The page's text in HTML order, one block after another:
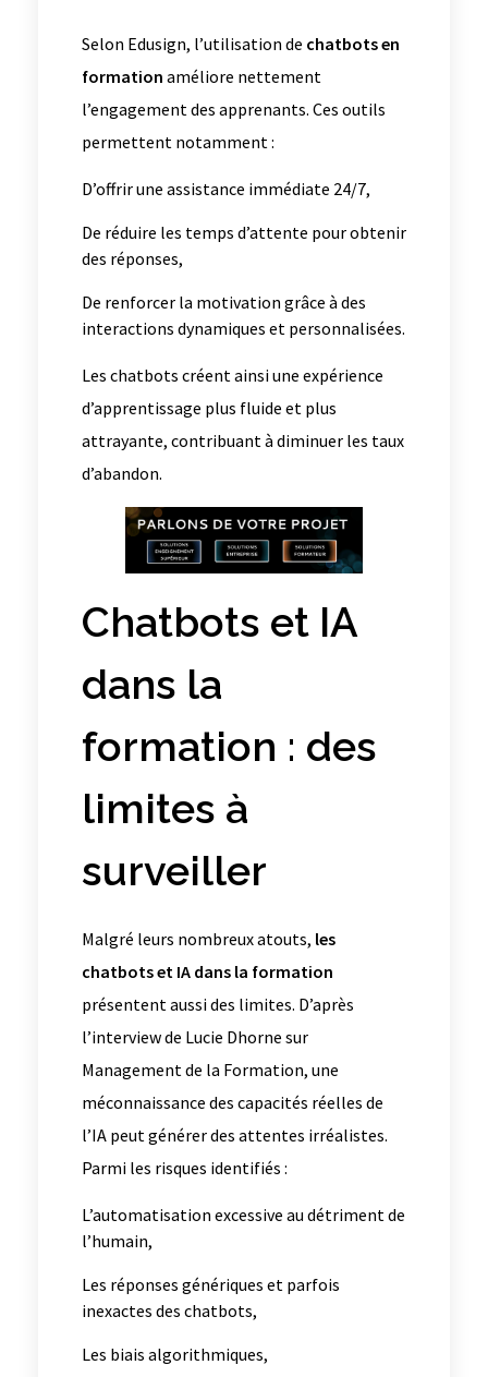
Selon Edusign, l’utilisation de chatbots en
formation améliore nettement
l’engagement des apprenants. Ces outils
permettent notamment :
D’offrir une assistance immédiate 24/7,
De réduire les temps d’attente pour obtenir
des réponses,
De renforcer la motivation grâce à des
interactions dynamiques et personnalisées.
Les chatbots créent ainsi une expérience
d’apprentissage plus fluide et plus
attrayante, contribuant à diminuer les taux
d’abandon.
Chatbots et IA
dans la
formation : des
limites à
surveiller
Malgré leurs nombreux atouts, les
chatbots et IA dans la formation
présentent aussi des limites. D’après
l’interview de Lucie Dhorne sur
Management de la Formation, une
méconnaissance des capacités réelles de
l’IA peut générer des attentes irréalistes.
Parmi les risques identifiés :
L’automatisation excessive au détriment de
l’humain,
Les réponses génériques et parfois
inexactes des chatbots,
Les biais algorithmiques,